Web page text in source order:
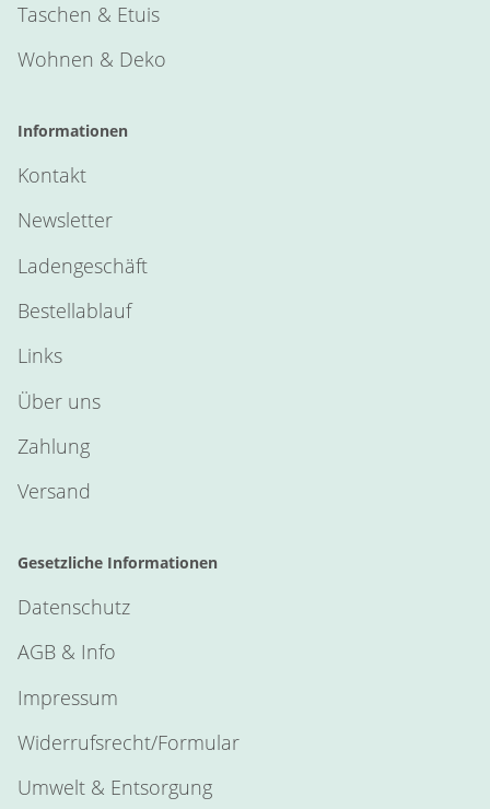
Taschen & Etuis
Wohnen & Deko
Informationen
Kontakt
Newsletter
Ladengeschäft
Bestellablauf
Links
Über uns
Zahlung
Versand
Gesetzliche Informationen
Datenschutz
AGB & Info
Impressum
Widerrufsrecht/Formular
Umwelt & Entsorgung